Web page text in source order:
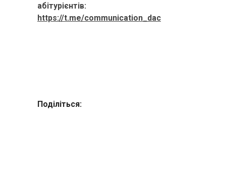
абітурієнтів:
https://t.me/communication_dac
Поділіться: